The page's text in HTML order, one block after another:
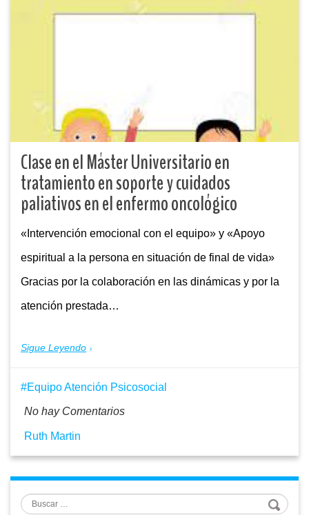
Clase en el Máster Universitario en
tratamiento en soporte y cuidados
paliativos en el enfermo oncológico
«Intervención emocional con el equipo» y «Apoyo
espiritual a la persona en situación de final de vida»
Gracias por la colaboración en las dinámicas y por la
atención prestada…
Sigue Leyendo
Equipo Atención Psicosocial
No hay Comentarios
Ruth Martin
Buscar